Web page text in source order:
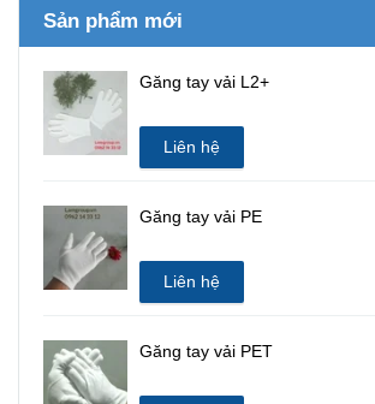
Sản phẩm mới
Găng tay vải L2+
Liên hệ
Găng tay vải PE
Liên hệ
Găng tay vải PET